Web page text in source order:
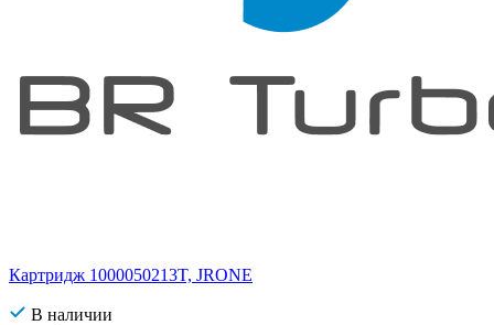
Картридж 1000050213T, JRONE
В наличии